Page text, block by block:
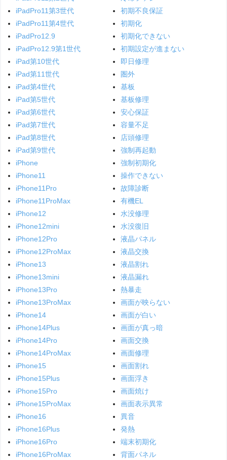
iPadPro11第3世代
iPadPro11第4世代
iPadPro12.9
iPadPro12.9第1世代
iPad第10世代
iPad第11世代
iPad第4世代
iPad第5世代
iPad第6世代
iPad第7世代
iPad第8世代
iPad第9世代
iPhone
iPhone11
iPhone11Pro
iPhone11ProMax
iPhone12
iPhone12mini
iPhone12Pro
iPhone12ProMax
iPhone13
iPhone13mini
iPhone13Pro
iPhone13ProMax
iPhone14
iPhone14Plus
iPhone14Pro
iPhone14ProMax
iPhone15
iPhone15Plus
iPhone15Pro
iPhone15ProMax
iPhone16
iPhone16Plus
iPhone16Pro
iPhone16ProMax
初期不良保証
初期化
初期化できない
初期設定が進まない
即日修理
圏外
基板
基板修理
安心保証
容量不足
店頭修理
強制再起動
強制初期化
操作できない
故障診断
有機EL
水没修理
水没復旧
液晶パネル
液晶交換
液晶割れ
液晶漏れ
熱暴走
画面が映らない
画面が白い
画面が真っ暗
画面交換
画面修理
画面割れ
画面浮き
画面焼け
画面表示異常
異音
発熱
端末初期化
背面パネル